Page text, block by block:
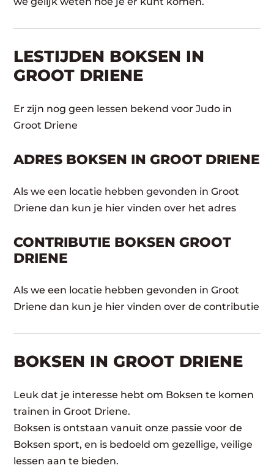
LESTIJDEN BOKSEN IN
GROOT DRIENE
Er zijn nog geen lessen bekend voor Judo in
Groot Driene
ADRES BOKSEN IN GROOT DRIENE
Als we een locatie hebben gevonden in Groot
Driene dan kun je hier vinden over het adres
CONTRIBUTIE BOKSEN GROOT
DRIENE
Als we een locatie hebben gevonden in Groot
Driene dan kun je hier vinden over de contributie
BOKSEN IN GROOT DRIENE
Leuk dat je interesse hebt om Boksen te komen
trainen in Groot Driene.
Boksen is ontstaan vanuit onze passie voor de
Boksen sport, en is bedoeld om gezellige, veilige
lessen aan te bieden.